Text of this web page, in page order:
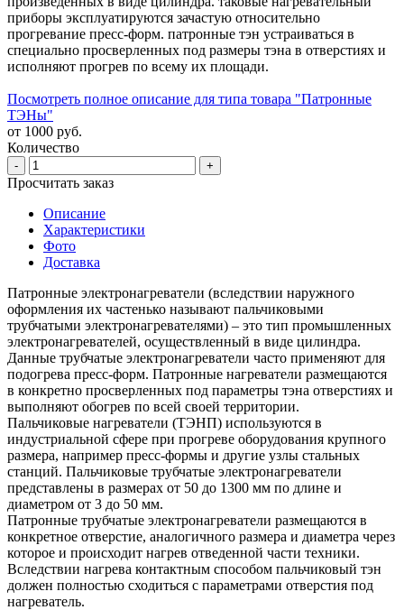
приборы эксплуатируются зачастую относительно
прогревание пресс-форм. патронные тэн устраиваться в
специально просверленных под размеры тэна в отверстиях и
исполняют прогрев по всему их площади.
Посмотреть полное описание для типа товара "Патронные
ТЭНы"
от 1000 руб.
Количество
- +
Просчитать заказ
Описание
Характеристики
Фото
Доставка
Патронные электронагреватели (вследствии наружного
оформления их частенько называют пальчиковыми
трубчатыми электронагревателями) – это тип промышленных
электронагревателей, осуществленный в виде цилиндра.
Данные трубчатые электронагреватели часто применяют для
подогрева пресс-форм. Патронные нагреватели размещаются
в конкретно просверленных под параметры тэна отверстиях и
выполняют обогрев по всей своей территории.
Пальчиковые нагреватели (ТЭНП) используются в
индустриальной сфере при прогреве оборудования крупного
размера, например пресс-формы и другие узлы стальных
станций. Пальчиковые трубчатые электронагреватели
представлены в размерах от 50 до 1300 мм по длине и
диаметром от 3 до 50 мм.
Патронные трубчатые электронагреватели размещаются в
конкретное отверстие, аналогичного размера и диаметра через
которое и происходит нагрев отведенной части техники.
Вследствии нагрева контактным способом пальчиковый тэн
должен полностью сходиться с параметрами отверстия под
нагреватель.